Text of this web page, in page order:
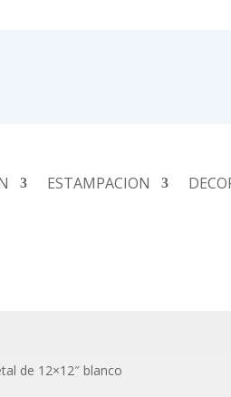
ESTAMPACION
de 12×12″ blanco